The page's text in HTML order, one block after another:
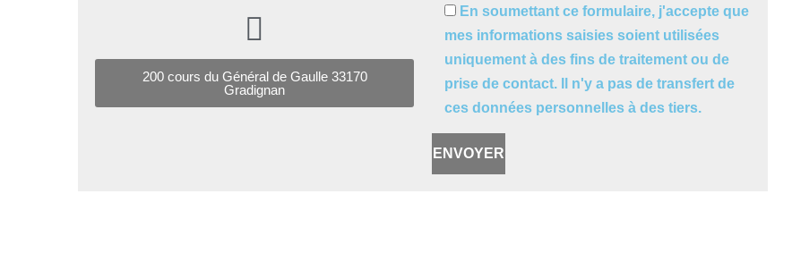
200 cours du Général de Gaulle 33170
Gradignan
En soumettant ce formulaire, j'accepte que
mes informations saisies soient utilisées
uniquement à des fins de traitement ou de
prise de contact. Il n'y a pas de transfert de
ces données personnelles à des tiers.